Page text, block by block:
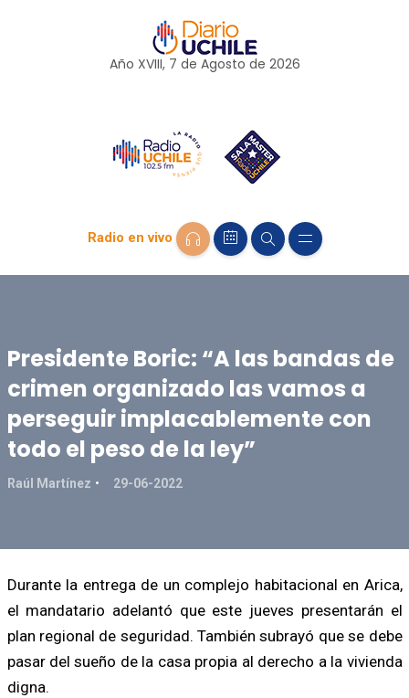
Año XVIII, 7 de Agosto de 2026
Radio en vivo
Presidente Boric: “A las bandas de
crimen organizado las vamos a
perseguir implacablemente con
todo el peso de la ley”
Raúl Martínez 29-06-2022
Durante la entrega de un complejo habitacional en Arica,
el mandatario adelantó que este jueves presentarán el
plan regional de seguridad. También subrayó que se debe
pasar del sueño de la casa propia al derecho a la vivienda
digna.